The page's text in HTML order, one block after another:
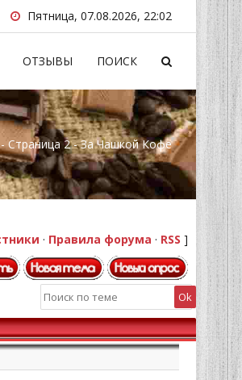
Пятница, 07.08.2026, 22:02
ОТЗЫВЫ ПОИСК
2 - За Чашкой Кофе
· Правила форума · RSS ]